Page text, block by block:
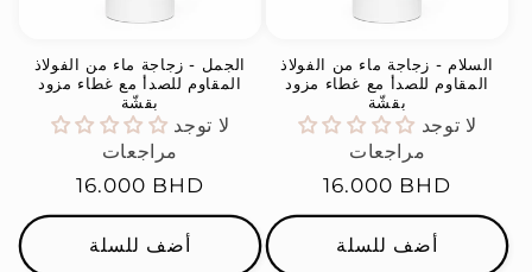
الجمل - زجاجة ماء من الفولاذ
المقاوم للصدأ مع غطاء مزود
بقشّة
لا توجد
مراجعات
السعر
العادي
16.000 BHD
أضف للسلة
السلام - زجاجة ماء من الفولاذ
المقاوم للصدأ مع غطاء مزود
بقشّة
لا توجد
مراجعات
السعر
العادي
16.000 BHD
أضف للسلة